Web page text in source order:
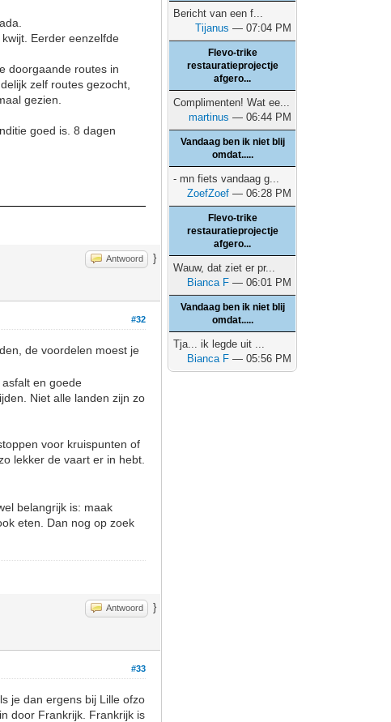
Eerder eenzelfde
doorgaande routes in
zelf routes gezocht,
gezien.
goed is. 8 dagen
Antwoord }
#32
de voordelen moest je
en goede
Niet alle landen zijn zo
voor kruispunten of
lekker de vaart er in hebt.
belangrijk is: maak
eten. Dan nog op zoek
Antwoord }
#33
je dan ergens bij Lille ofzo
door Frankrijk. Frankrijk is
Bericht van een f...
Tijanus — 07:04 PM
Flevo-trike
restauratieprojectje
afgero...
Complimenten! Wat ee...
martinus — 06:44 PM
Vandaag ben ik niet blij
omdat.....
- mn fiets vandaag g...
ZoefZoef — 06:28 PM
Flevo-trike
restauratieprojectje
afgero...
Wauw, dat ziet er pr...
Bianca F — 06:01 PM
Vandaag ben ik niet blij
omdat.....
Tja... ik legde uit ...
Bianca F — 05:56 PM